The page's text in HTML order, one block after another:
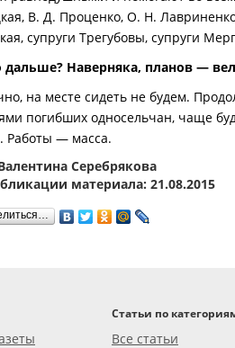
В. Д. Проценко, О. Н.
супруги Трегубовы, супруги
Наверняка, планов —
на месте сидеть не будем.
погибших односельчан, чаще
Работы — масса.
Серебрякова
материала: 21.08.2015
Статьи по
Все статьи